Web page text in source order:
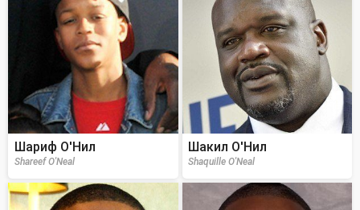
Шариф О'Нил
Shareef O'Neal
Шакил О'Нил
Shaquille O'Neal